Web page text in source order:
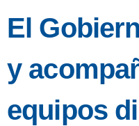
El
y
equipos